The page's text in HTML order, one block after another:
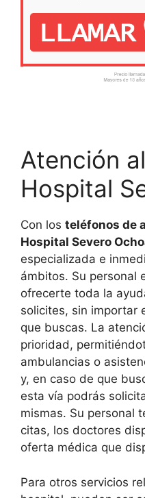
Atención
Hospital
Con los teléfonos de
Hospital Severo
especializada e
ámbitos. Su personal
ofrecerte toda la
solicites, sin importar
que buscas. La
prioridad,
ambulancias o
y, en caso de que
esta vía podrás
mismas. Su personal
citas, los doctores
oferta médica que
Para otros servicios